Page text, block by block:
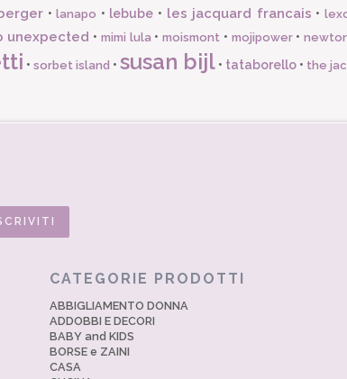
•lanapo • lebube • les jacquard francais •
unexpected • mimi lula •moismont • mojipower•
• sorbet island • susan bijl • tataborello • the
CATEGORIE PRODOTTI
ABBIGLIAMENTO DONNA
ADDOBBI E DECORI
BABY and KIDS
BORSE e ZAINI
CASA